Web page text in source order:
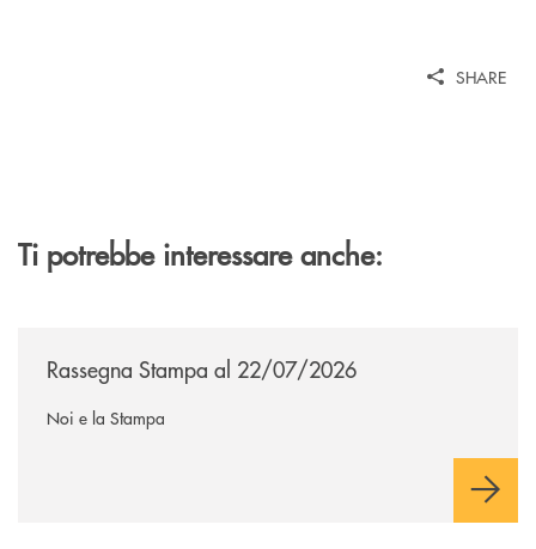
SHARE
Ti potrebbe interessare anche:
Rassegna Stampa al 22/07/2026
Noi e la Stampa